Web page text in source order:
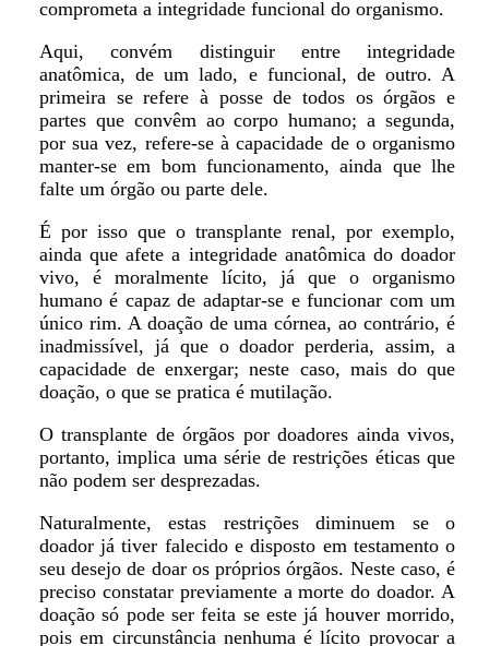
comprometa a integridade funcional do organismo.
Aqui, convém distinguir entre integridade
anatômica, de um lado, e funcional, de outro. A
primeira se refere à posse de todos os órgãos e
partes que convêm ao corpo humano; a segunda,
por sua vez, refere-se à capacidade de o organismo
manter-se em bom funcionamento, ainda que lhe
falte um órgão ou parte dele.
É por isso que o transplante renal, por exemplo,
ainda que afete a integridade anatômica do doador
vivo, é moralmente lícito, já que o organismo
humano é capaz de adaptar-se e funcionar com um
único rim. A doação de uma córnea, ao contrário, é
inadmissível, já que o doador perderia, assim, a
capacidade de enxergar; neste caso, mais do que
doação, o que se pratica é mutilação.
O transplante de órgãos por doadores ainda vivos,
portanto, implica uma série de restrições éticas que
não podem ser desprezadas.
Naturalmente, estas restrições diminuem se o
doador já tiver falecido e disposto em testamento o
seu desejo de doar os próprios órgãos. Neste caso, é
preciso constatar previamente a morte do doador. A
doação só pode ser feita se este já houver morrido,
pois em circunstância nenhuma é lícito provocar a